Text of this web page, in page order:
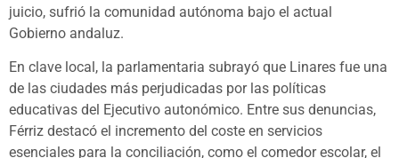
juicio, sufrió la comunidad autónoma bajo el actual
Gobierno andaluz.
En clave local, la parlamentaria subrayó que Linares fue una
de las ciudades más perjudicadas por las políticas
educativas del Ejecutivo autonómico. Entre sus denuncias,
Férriz destacó el incremento del coste en servicios
esenciales para la conciliación, como el comedor escolar, el